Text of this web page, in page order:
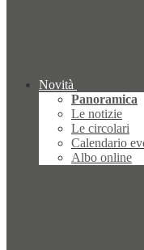
Novità
Panoramica
Le notizie
Le circolari
Calendario
Albo online